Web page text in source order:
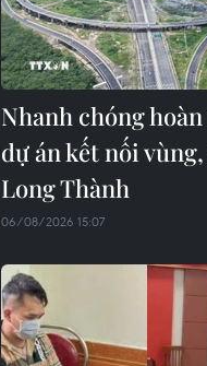
Nhanh chóng
dự án kết nối
Long Thành
06/08/2026 15:07